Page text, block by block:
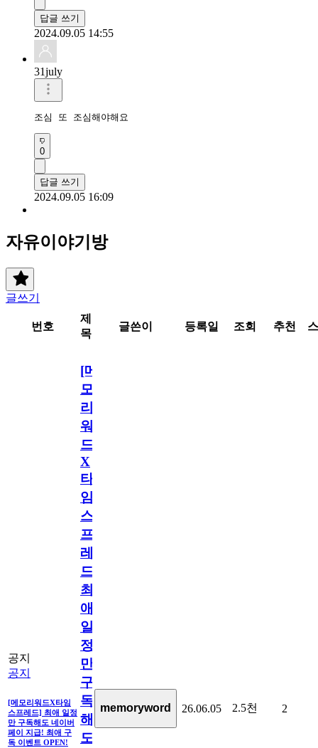
답글 쓰기
2024.09.05 14:55
31july
조심 또 조심해야해요
0
답글 쓰기
2024.09.05 16:09
자유이야기방
글쓰기
번호
제
목
글쓴이 등록일 조회 추천
공지
공지
[메모리워드X타임
스프레드] 최애 일정
만 구독해도 네이버
페이 지급! 최애 구
독 이벤트 OPEN!
[메
모
리
워
드
X
타
임
스
프
레
드]
최
애
일
정
만
구
독
해
도
memoryword 26.06.05 2.5천 2